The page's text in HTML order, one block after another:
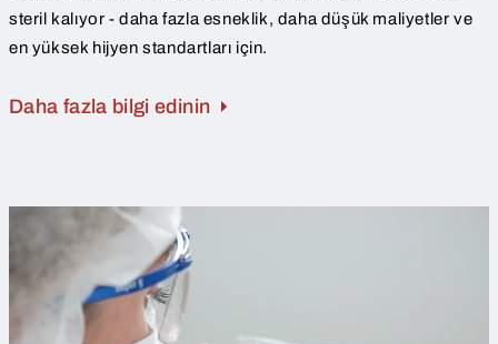
steril kalıyor - daha fazla esneklik, daha düşük maliyetler ve
en yüksek hijyen standartları için.
Daha fazla bilgi edinin